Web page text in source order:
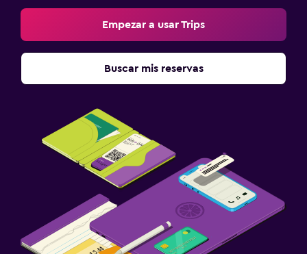
Empezar a usar Trips
Buscar mis reservas